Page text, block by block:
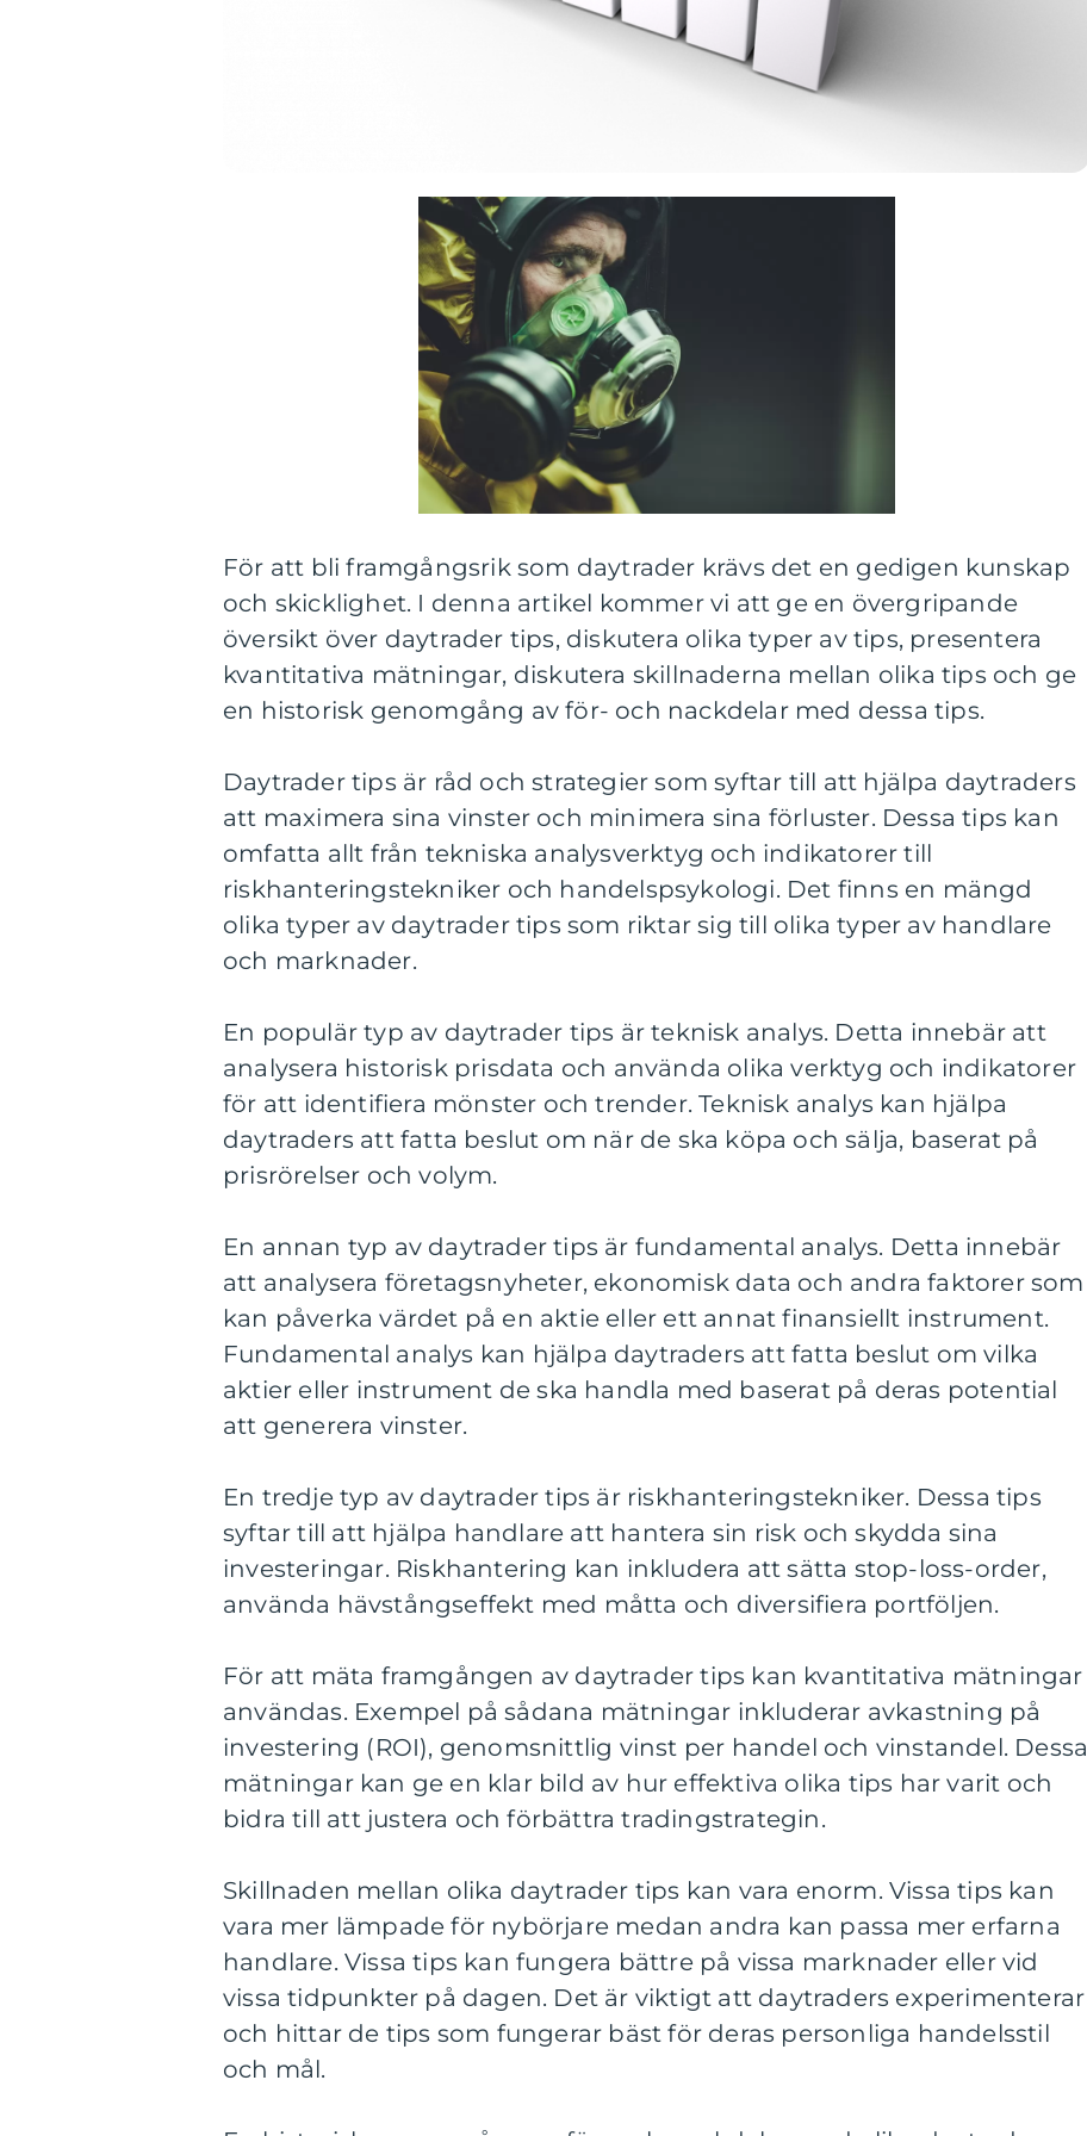
För att bli framgångsrik som daytrader krävs det en gedigen kunskap
och skicklighet. I denna artikel kommer vi att ge en övergripande
översikt över daytrader tips, diskutera olika typer av tips, presentera
kvantitativa mätningar, diskutera skillnaderna mellan olika tips och ge
en historisk genomgång av för- och nackdelar med dessa tips.
Daytrader tips är råd och strategier som syftar till att hjälpa daytraders
att maximera sina vinster och minimera sina förluster. Dessa tips kan
omfatta allt från tekniska analysverktyg och indikatorer till
riskhanteringstekniker och handelspsykologi. Det finns en mängd
olika typer av daytrader tips som riktar sig till olika typer av handlare
och marknader.
En populär typ av daytrader tips är teknisk analys. Detta innebär att
analysera historisk prisdata och använda olika verktyg och indikatorer
för att identifiera mönster och trender. Teknisk analys kan hjälpa
daytraders att fatta beslut om när de ska köpa och sälja, baserat på
prisrörelser och volym.
En annan typ av daytrader tips är fundamental analys. Detta innebär
att analysera företagsnyheter, ekonomisk data och andra faktorer som
kan påverka värdet på en aktie eller ett annat finansiellt instrument.
Fundamental analys kan hjälpa daytraders att fatta beslut om vilka
aktier eller instrument de ska handla med baserat på deras potential
att generera vinster.
En tredje typ av daytrader tips är riskhanteringstekniker. Dessa tips
syftar till att hjälpa handlare att hantera sin risk och skydda sina
investeringar. Riskhantering kan inkludera att sätta stop-loss-order,
använda hävstångseffekt med måtta och diversifiera portföljen.
För att mäta framgången av daytrader tips kan kvantitativa mätningar
användas. Exempel på sådana mätningar inkluderar avkastning på
investering (ROI), genomsnittlig vinst per handel och vinstandel. Dessa
mätningar kan ge en klar bild av hur effektiva olika tips har varit och
bidra till att justera och förbättra tradingstrategin.
Skillnaden mellan olika daytrader tips kan vara enorm. Vissa tips kan
vara mer lämpade för nybörjare medan andra kan passa mer erfarna
handlare. Vissa tips kan fungera bättre på vissa marknader eller vid
vissa tidpunkter på dagen. Det är viktigt att daytraders experimenterar
och hittar de tips som fungerar bäst för deras personliga handelsstil
och mål.